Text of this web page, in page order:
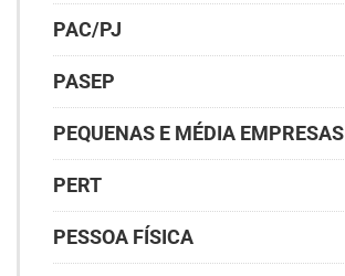
PAC/PJ
PASEP
PEQUENAS E MÉDIA EMPRESAS
PERT
PESSOA FÍSICA